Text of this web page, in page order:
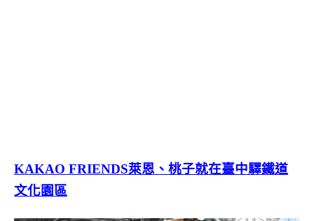
KAKAO FRIENDS萊恩、桃子就在臺中驛鐵道
文化園區